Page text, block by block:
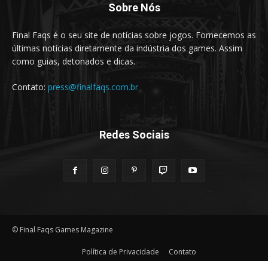
Sobre Nós
Final Faqs é o seu site de notícias sobre jogos. Fornecemos as
últimas notícias diretamente da indústria dos games. Assim
como guias, detonados e dicas.
Contato: press@finalfaqs.com.br
Redes Sociais
© Final Faqs Games Magazine
Política de Privacidade Contato